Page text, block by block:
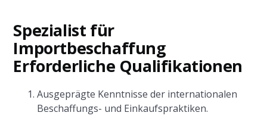
Spezialist für
Importbeschaffung
Erforderliche Qualifikationen
Ausgeprägte Kenntnisse der internationalen
Beschaffungs- und Einkaufspraktiken.